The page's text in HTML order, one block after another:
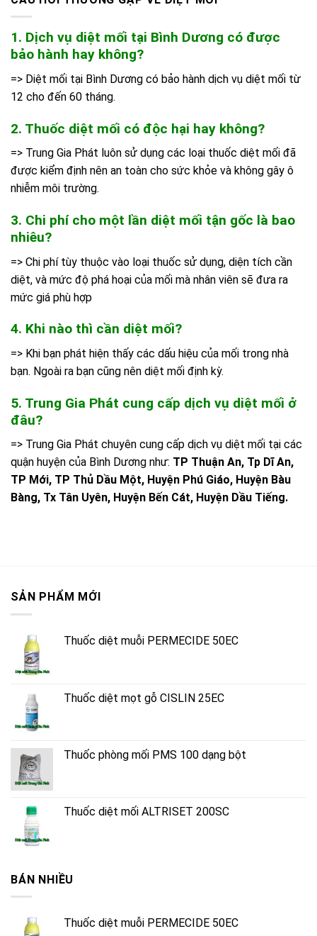
1. Dịch vụ diệt mối tại Bình Dương có được
bảo hành hay không?
=> Diệt mối tại Bình Dương có bảo hành dịch vụ diệt mối từ
12 cho đến 60 tháng.
2. Thuốc diệt mối có độc hại hay không?
=> Trung Gia Phát luôn sử dụng các loại thuốc diệt mối đã
được kiểm định nên an toàn cho sức khỏe và không gây ô
nhiễm môi trường.
3. Chi phí cho một lần diệt mối tận gốc là bao
nhiêu?
=> Chi phí tùy thuộc vào loại thuốc sử dụng, diện tích cần
diệt, và mức độ phá hoại của mối mà nhân viên sẽ đưa ra
mức giá phù hợp
4. Khi nào thì cần diệt mối?
=> Khi bạn phát hiện thấy các dấu hiệu của mối trong nhà
bạn. Ngoài ra bạn cũng nên diệt mối định kỳ.
5. Trung Gia Phát cung cấp dịch vụ diệt mối ở
đâu?
=> Trung Gia Phát chuyên cung cấp dịch vụ diệt mối tại các
quận huyện của Bình Dương như: TP Thuận An, Tp Dĩ An,
TP Mới, TP Thủ Dầu Một, Huyện Phú Giáo, Huyện Bàu
Bàng, Tx Tân Uyên, Huyện Bến Cát, Huyện Dầu Tiếng.
SẢN PHẨM MỚI
Thuốc diệt muỗi PERMECIDE 50EC
Thuốc diệt mọt gỗ CISLIN 25EC
Thuốc phòng mối PMS 100 dạng bột
Thuốc diệt mối ALTRISET 200SC
BÁN NHIỀU
Thuốc diệt muỗi PERMECIDE 50EC